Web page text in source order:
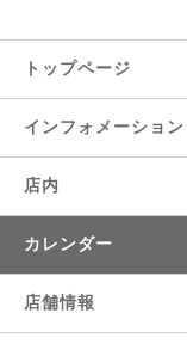
トップページ
インフォメーション
店内
カレンダー
店舗情報